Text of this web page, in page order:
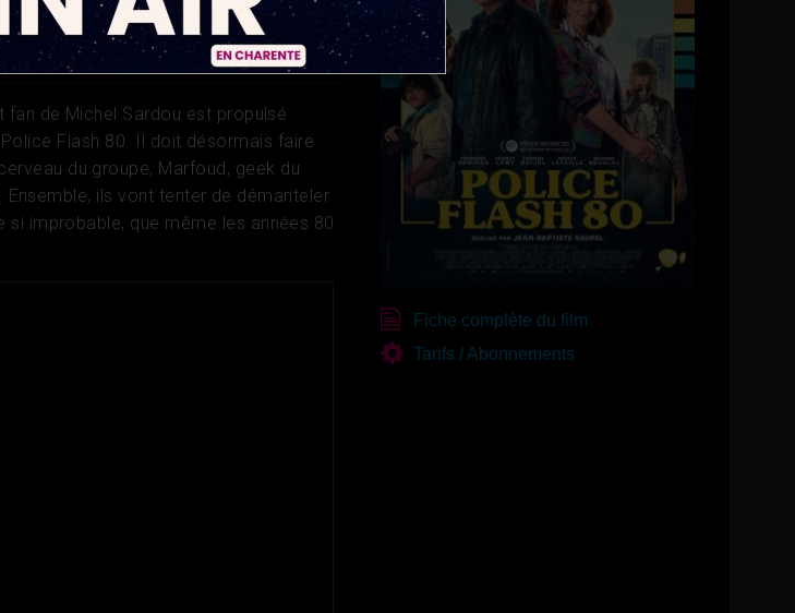
fan de Michel Sardou est propulsé
Police Flash 80. Il doit désormais faire
du groupe, Marfoud, geek du
ils vont tenter de démanteler
improbable, que même les années 80
Fiche complète du film
Tarifs / Abonnements